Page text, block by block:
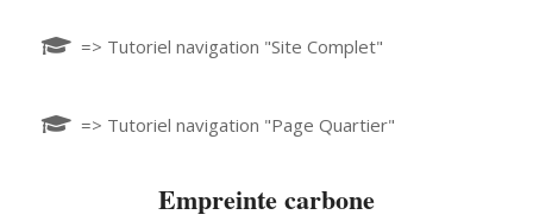
=> Tutoriel navigation "Site Complet"
=> Tutoriel navigation "Page Quartier"
Empreinte carbone